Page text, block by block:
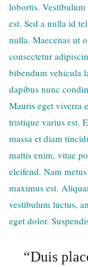
lobortis.
est. Sed a nulla id
nulla. Maecenas ut
consectetur
bibendum vehicula
dapibus nunc
Mauris eget viverra
tristique varius est.
massa et diam
mattis enim, vitae
eleifend. Nam
maximus est.
vestibulum luctus,
eget dolor.
“Duis